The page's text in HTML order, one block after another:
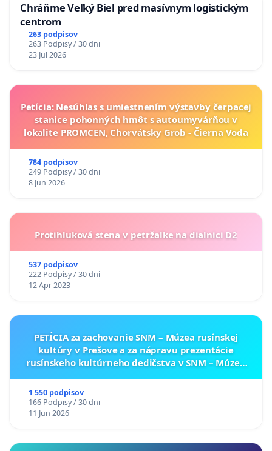
Chráňme Veľký Biel pred masívnym logistickým
centrom
263 podpisov
263 Podpisy / 30 dni
23 Jul 2026
Petícia: Nesúhlas s umiestnením výstavby čerpacej
stanice pohonných hmôt s autoumyvárňou v
lokalite PROMCEN, Chorvátsky Grob - Čierna Voda
784 podpisov
249 Podpisy / 30 dni
8 Jun 2026
Protihluková stena v petržalke na dialnici D2
537 podpisov
222 Podpisy / 30 dni
12 Apr 2023
PETÍCIA za zachovanie SNM – Múzea rusínskej
kultúry v Prešove a za nápravu prezentácie
rusínskeho kultúrneho dedičstva v SNM – Múzeu
1 550 podpisov
166 Podpisy / 30 dni
11 Jun 2026